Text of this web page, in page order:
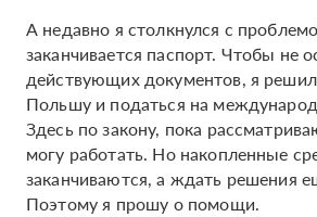
А недавно я столкнулся с
заканчивается паспорт. Чтобы не
действующих документов, я решил
Польшу и податься на
Здесь по закону, пока
могу работать. Но накопленные
заканчиваются, а ждать решения
Поэтому я прошу о помощи.